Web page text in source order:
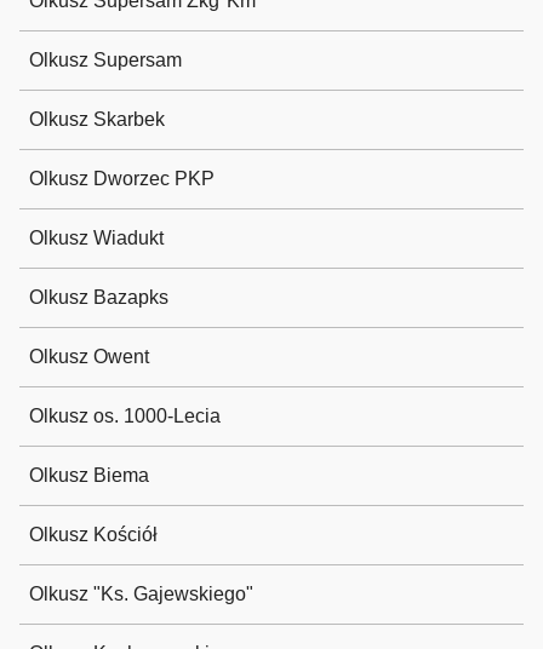
Olkusz Supersam
Olkusz Skarbek
Olkusz Dworzec PKP
Olkusz Wiadukt
Olkusz Bazapks
Olkusz Owent
Olkusz os. 1000-Lecia
Olkusz Biema
Olkusz Kościół
Olkusz "Ks. Gajewskiego"